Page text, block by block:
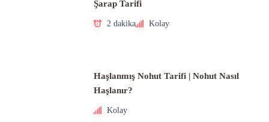
Şarap Tarifi
2 dakika Kolay
Haşlanmış Nohut Tarifi | Nohut Nasıl
Haşlanır?
Kolay